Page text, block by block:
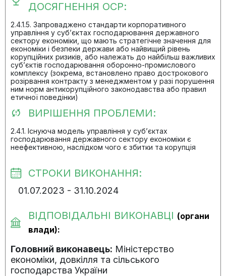
ДОСЯГНЕННЯ ОСР:
2.4.1.5. Запроваджено стандарти корпоративного
управління у суб’єктах господарювання державного
сектору економіки, що мають стратегічне значення для
економіки і безпеки держави або найвищий рівень
корупційних ризиків, або належать до найбільш важливих
суб’єктів господарювання оборонно-промислового
комплексу (зокрема, встановлено право дострокового
розірвання контракту з менеджментом у разі порушення
ним норм антикорупційного законодавства або правил
етичної поведінки)
ВИРІШЕННЯ ПРОБЛЕМИ:
2.4.1. Існуюча модель управління у суб’єктах
господарювання державного сектору економіки є
неефективною, наслідком чого є збитки та корупція
СТРОКИ ВИКОНАННЯ:
01.07.2023 - 31.10.2024
ВІДПОВІДАЛЬНІ ВИКОНАВЦІ (органи
влади):
Головний виконавець: Міністерство
економіки, довкілля та сільського
господарства України